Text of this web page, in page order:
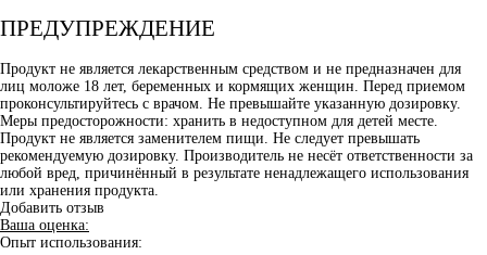
ПРЕДУПРЕЖДЕНИЕ
Продукт не является лекарственным средством и не предназначен для
лиц моложе 18 лет, беременных и кормящих женщин. Перед приемом
проконсультируйтесь с врачом. Не превышайте указанную дозировку.
Меры предосторожности: хранить в недоступном для детей месте.
Продукт не является заменителем пищи. Не следует превышать
рекомендуемую дозировку. Производитель не несёт ответственности за
любой вред, причинённый в результате ненадлежащего использования
или хранения продукта.
Добавить отзыв
Ваша оценка:
Опыт использования: